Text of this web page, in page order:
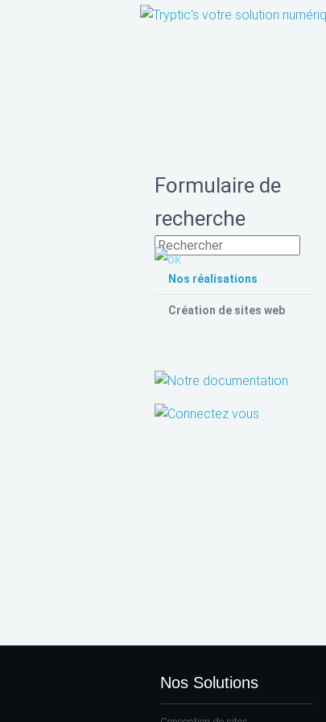
Formulaire de
recherche
Nos réalisations
Création de sites web
Nos Solutions